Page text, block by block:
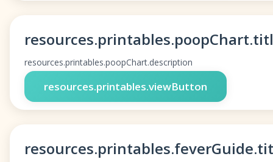
resources.printables.poopChart.description
resources.printables.viewButton